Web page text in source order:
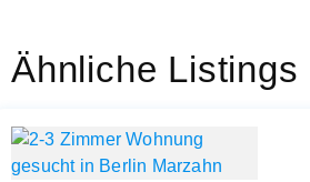
Ähnliche Listings